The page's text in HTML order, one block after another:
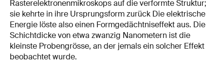
Rasterelektronenmikroskops auf die verformte Struktur;
sie kehrte in ihre Ursprungsform zurück Die elektrische
Energie löste also einen Formgedächtniseffekt aus. Die
Schichtdicke von etwa zwanzig Nanometern ist die
kleinste Probengrösse, an der jemals ein solcher Effekt
beobachtet wurde.